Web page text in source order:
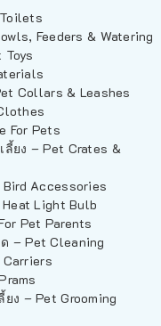
Feeders & Watering
Toys
Collars & Leashes
For Pets
ยง – Pet Crates &
Accessories
Light Bulb
Pet Parents
– Pet Cleaning
Carriers
ง – Pet Grooming